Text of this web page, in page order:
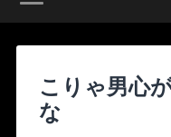
こりゃ男心
な